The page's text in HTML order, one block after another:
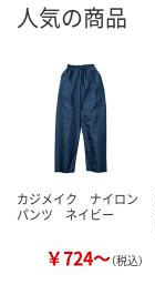
人気の商品
カジメイク ナイロン
パンツ ネイビー
￥724～（税込）